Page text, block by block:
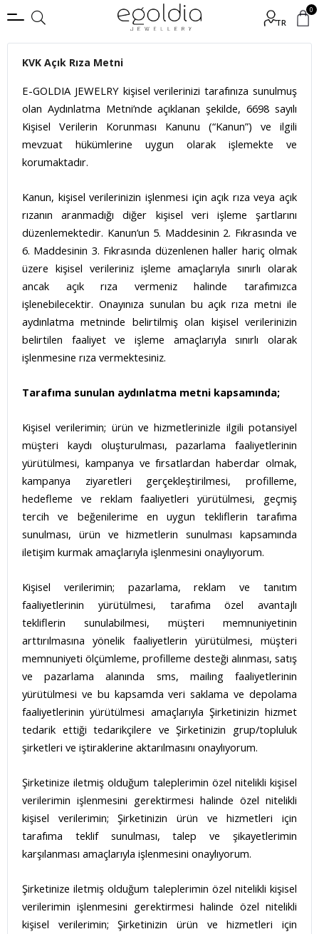
TR
0
KVK Açık Rıza Metni
E-GOLDIA JEWELRY kişisel verilerinizi tarafınıza sunulmuş
olan Aydınlatma Metni’nde açıklanan şekilde, 6698 sayılı
Kişisel Verilerin Korunması Kanunu (“Kanun”) ve ilgili
mevzuat hükümlerine uygun olarak işlemekte ve
korumaktadır.
Kanun, kişisel verilerinizin işlenmesi için açık rıza veya açık
rızanın aranmadığı diğer kişisel veri işleme şartlarını
düzenlemektedir. Kanun’un 5. Maddesinin 2. Fıkrasında ve
6. Maddesinin 3. Fıkrasında düzenlenen haller hariç olmak
üzere kişisel verileriniz işleme amaçlarıyla sınırlı olarak
ancak açık rıza vermeniz halinde tarafımızca
işlenebilecektir. Onayınıza sunulan bu açık rıza metni ile
aydınlatma metninde belirtilmiş olan kişisel verilerinizin
belirtilen faaliyet ve işleme amaçlarıyla sınırlı olarak
işlenmesine rıza vermektesiniz.
Tarafıma sunulan aydınlatma metni kapsamında;
Kişisel verilerimin; ürün ve hizmetlerinizle ilgili potansiyel
müşteri kaydı oluşturulması, pazarlama faaliyetlerinin
yürütülmesi, kampanya ve fırsatlardan haberdar olmak,
kampanya ziyaretleri gerçekleştirilmesi, profilleme,
hedefleme ve reklam faaliyetleri yürütülmesi, geçmiş
tercih ve beğenilerime en uygun tekliflerin tarafıma
sunulması, ürün ve hizmetlerin sunulması kapsamında
iletişim kurmak amaçlarıyla işlenmesini onaylıyorum.
Kişisel verilerimin; pazarlama, reklam ve tanıtım
faaliyetlerinin yürütülmesi, tarafıma özel avantajlı
tekliflerin sunulabilmesi, müşteri memnuniyetinin
arttırılmasına yönelik faaliyetlerin yürütülmesi, müşteri
memnuniyeti ölçümleme, profilleme desteği alınması, satış
ve pazarlama alanında sms, mailing faaliyetlerinin
yürütülmesi ve bu kapsamda veri saklama ve depolama
faaliyetlerinin yürütülmesi amaçlarıyla Şirketinizin hizmet
tedarik ettiği tedarikçilere ve Şirketinizin grup/topluluk
şirketleri ve iştiraklerine aktarılmasını onaylıyorum.
Şirketinize iletmiş olduğum taleplerimin özel nitelikli kişisel
verilerimin işlenmesini gerektirmesi halinde özel nitelikli
kişisel verilerimin; Şirketinizin ürün ve hizmetleri için
tarafıma teklif sunulması, talep ve şikayetlerimin
karşılanması amaçlarıyla işlenmesini onaylıyorum.
Şirketinize iletmiş olduğum taleplerimin özel nitelikli kişisel
verilerimin işlenmesini gerektirmesi halinde özel nitelikli
kişisel verilerimin; Şirketinizin ürün ve hizmetleri için